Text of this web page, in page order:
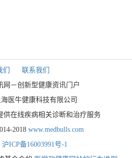
联系我们
网－创新型健康资讯门户
医牛健康科技有限公司
供在线疾病相关诊断和治疗服务
2018 www.medbulls.com
沪ICP备16003991号-1